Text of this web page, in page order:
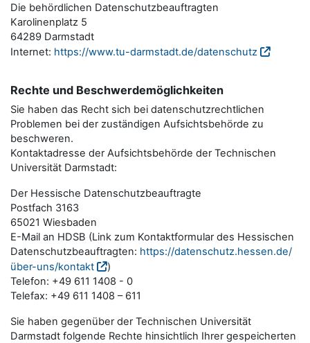
Die behördlichen Datenschutzbeauftragten
Karolinenplatz 5
64289 Darmstadt
Internet: https://www.tu-darmstadt.de/datenschutz
Rechte und Beschwerdemöglichkeiten
Sie haben das Recht sich bei datenschutzrechtlichen
Problemen bei der zuständigen Aufsichtsbehörde zu
beschweren.
Kontaktadresse der Aufsichtsbehörde der Technischen
Universität Darmstadt:
Der Hessische Datenschutzbeauftragte
Postfach 3163
65021 Wiesbaden
E-Mail an HDSB (Link zum Kontaktformular des Hessischen
Datenschutzbeauftragten: https://datenschutz.hessen.de/
über-uns/kontakt
)
Telefon: +49 611 1408 - 0
Telefax: +49 611 1408 – 611
Sie haben gegenüber der Technischen Universität
Darmstadt folgende Rechte hinsichtlich Ihrer gespeicherten